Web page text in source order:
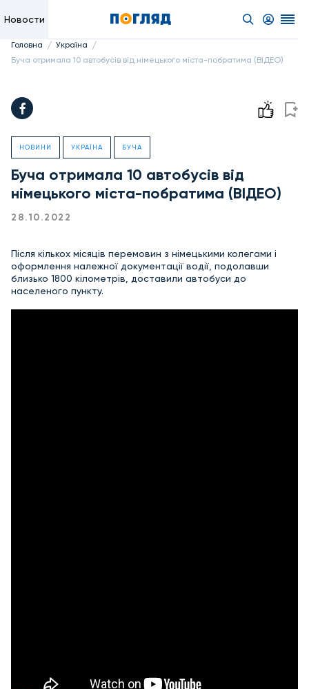
Новости
Головна / Україна /
Буча отримала 10 автобусів від німецького міста-побратима (ВІДЕО)
НОВИНИ УКРАЇНА БУЧА
Буча отримала 10 автобусів від
німецького міста-побратима (ВІДЕО)
28.10.2022
Після кількох місяців перемовин з німецькими колегами і
оформлення належної документації водії, подолавши
близько 1800 кілометрів, доставили автобуси до
населеного пункту.